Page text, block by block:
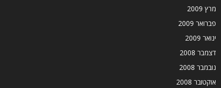
מרץ 2009
פברואר 2009
ינואר 2009
דצמבר 2008
נובמבר 2008
אוקטובר 2008